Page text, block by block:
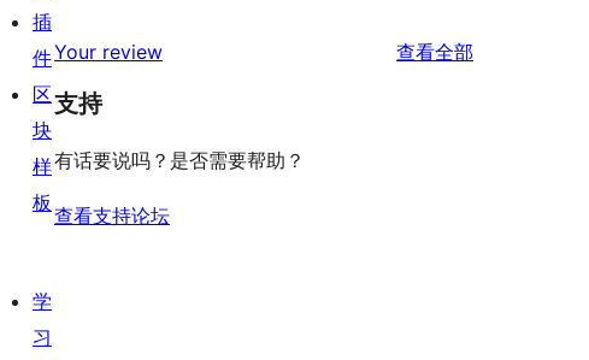
Your review 查看全部
支持
有话要说吗？是否需要帮助？
查看支持论坛
插
件
区
块
样
板
学
习